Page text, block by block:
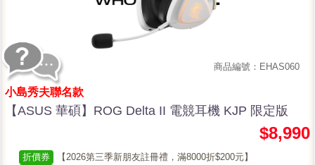
商品編號：EHAS060
小島秀夫聯名款
【ASUS 華碩】ROG Delta II 電競耳機 KJP 限定版
$8,990
折價券
【2026第三季新朋友註冊禮，滿8000折$200元】